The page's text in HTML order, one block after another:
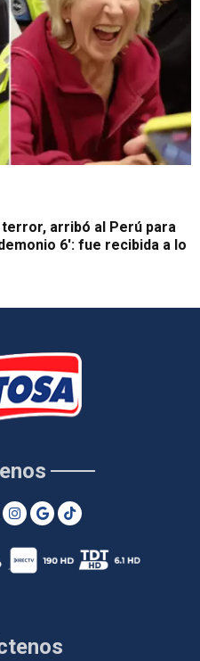
terror, arribó al Perú para
6': fue recibida a lo